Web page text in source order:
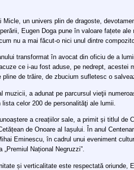
Micle, un univers plin de dragoste,
Eugen Doga pune în valoare fațete
nu a mai făcut-o nici unul dintre
transformat în avocat din oficiu de a
ce i-au fost aduse, pe nedrept, acestei
pline de trăire, de zbucium sufletesc o
muzicii, a adunat pe parcursul vieţii
celor 200 de personalităţi ale lumii.
a creațiilor sale, a primit și titlul de
de Onoare al Iașului. În anul
Eminescu, în cadrul unui eveniment
Național Negruzzi”.
și verticalitate este respectată oriunde,